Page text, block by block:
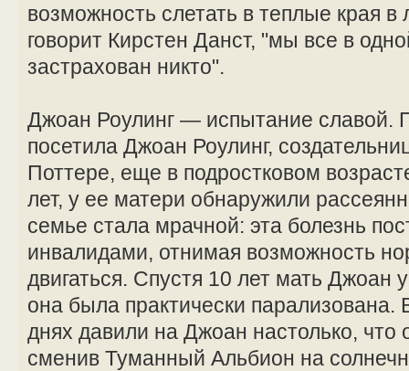
возможность слетать в теплые края
говорит Кирстен Данст, "мы все в
застрахован никто".
Джоан Роулинг — испытание славой.
посетила Джоан Роулинг,
Поттере, еще в подростковом
лет, у ее матери обнаружили
семье стала мрачной: эта болезнь
инвалидами, отнимая возможность
двигаться. Спустя 10 лет мать
она была практически
днях давили на Джоан настолько, что
сменив Туманный Альбион на